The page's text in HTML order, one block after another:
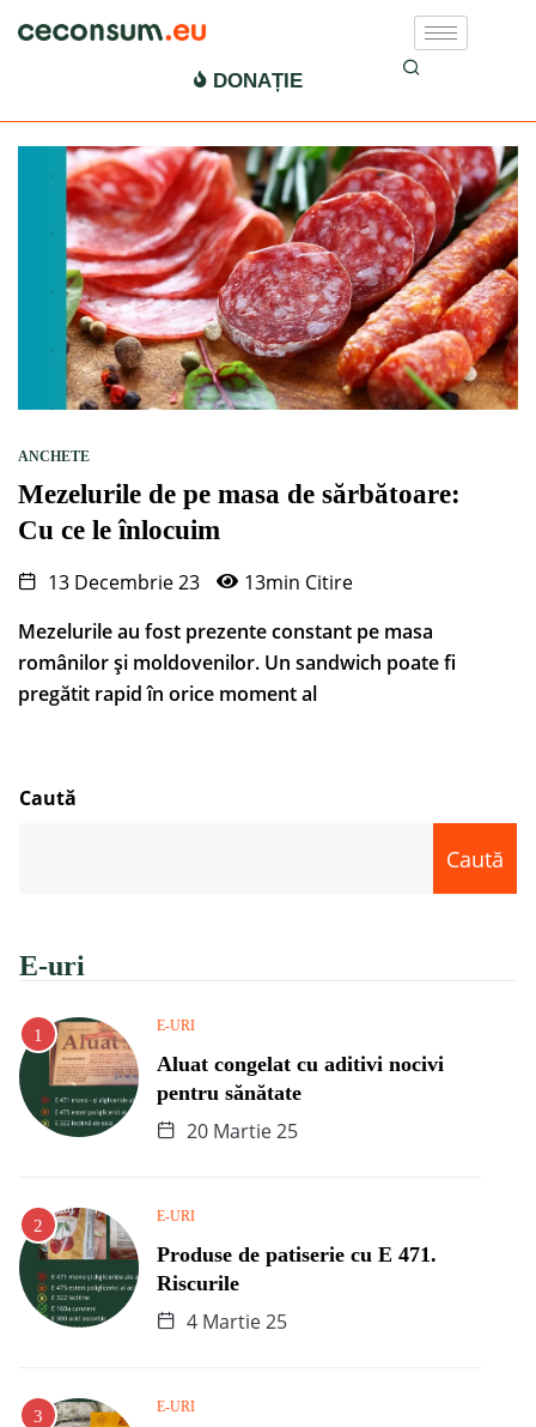
mezeluri periculoase
DONAȚIE
ANCHETE
Mezelurile de pe masa de sărbătoare:
Cu ce le înlocuim
13 Decembrie 23
13min Citire
Mezelurile au fost prezente constant pe masa
românilor și moldovenilor. Un sandwich poate fi
pregătit rapid în orice moment al
Caută
Caută
E-uri
E-URI
Aluat congelat cu aditivi nocivi
pentru sănătate
20 Martie 25
E-URI
Produse de patiserie cu E 471.
Riscurile
4 Martie 25
E-URI